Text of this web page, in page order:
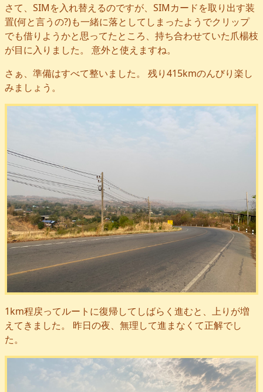
さて、SIMを入れ替えるのですが、SIMカードを取り出す装
置(何と言うの?)も一緒に落としてしまったようでクリップ
でも借りようかと思ってたところ、持ち合わせていた爪楊枝
が目に入りました。 意外と使えますね。
さぁ、準備はすべて整いました。 残り415kmのんびり楽し
みましょう。
1km程戻ってルートに復帰してしばらく進むと、上りが増
えてきました。 昨日の夜、無理して進まなくて正解でし
た。